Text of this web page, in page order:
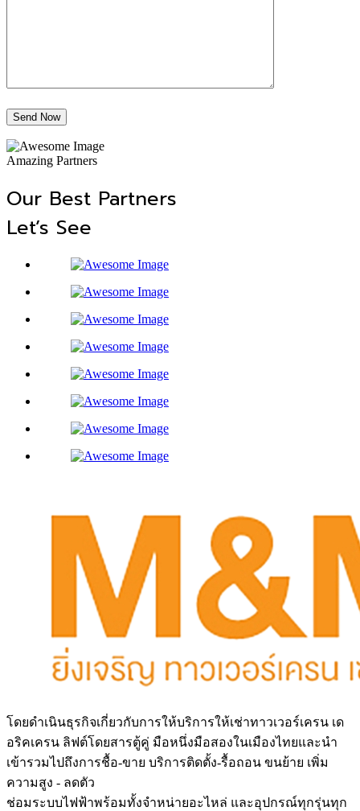
Send Now
Amazing Partners
Our Best Partners
Let’s See
โดยดำเนินธุรกิจเกี่ยวกับการให้บริการให้เช่าทาวเวอร์เครน เด
อริคเครน ลิฟต์โดยสารตู้คู่ มือหนึ่งมือสองในเมืองไทยและนำ
เข้ารวมไปถึงการชื้อ-ขาย บริการติดตั้ง-รื้อถอน ขนย้าย เพิ่ม
ความสูง - ลดตัว
ช่อมระบบไฟฟ้าพร้อมทั้งจำหน่ายอะไหล่ และอุปกรณ์ทุกรุ่นทุก